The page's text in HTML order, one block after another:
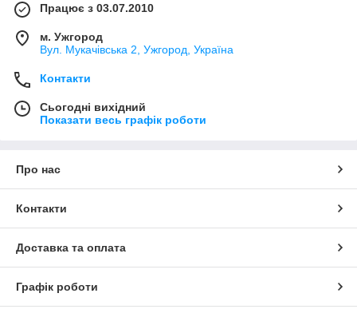
Працює з 03.07.2010
м. Ужгород
Вул. Мукачівська 2, Ужгород, Україна
Контакти
Сьогодні вихідний
Показати весь графік роботи
Про нас
Контакти
Доставка та оплата
Графік роботи